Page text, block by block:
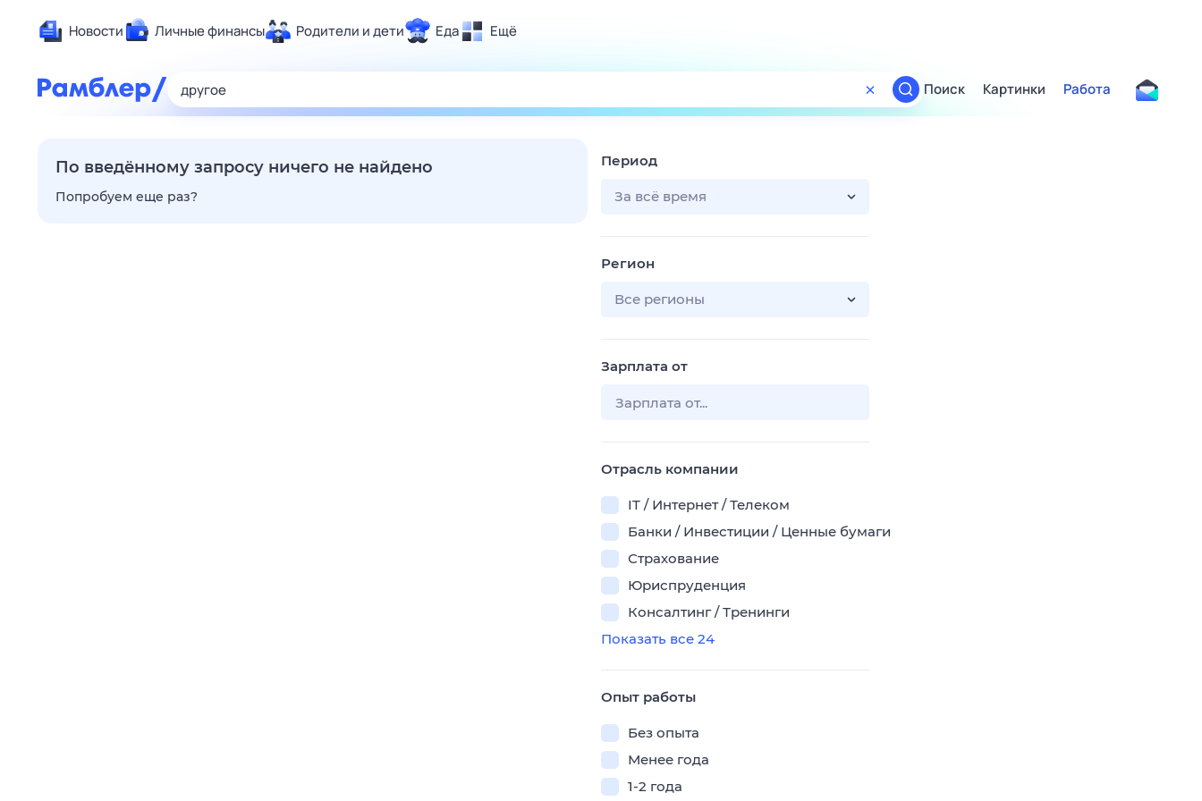
Новости Личные финансы Родители и дети Еда Ещё
Развлечения и отдых
Спорт
Поиск
ТВ-программа
Поиск Картинки Работа
По введённому запросу ничего не найдено
Попробуем еще раз?
Период
За всё время
Регион
Все регионы
Зарплата от
Отрасль компании
IT / Интернет / Телеком
Банки / Инвестиции / Ценные бумаги
Страхование
Юриспруденция
Консалтинг / Тренинги
Показать все 24
Опыт работы
Без опыта
Менее года
1-2 года